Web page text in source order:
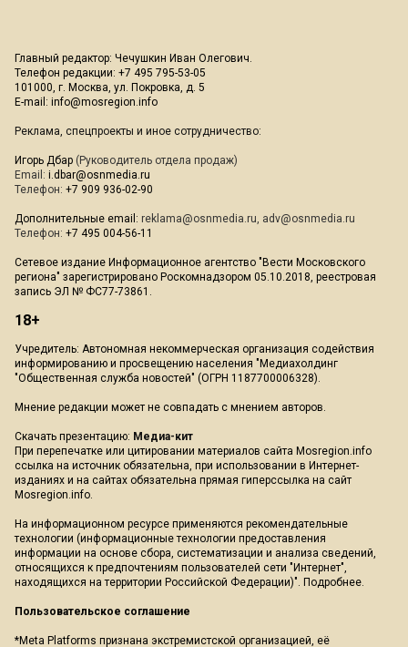
Главный редактор: Чечушкин Иван Олегович.
Телефон редакции: +7 495 795-53-05
101000, г. Москва, ул. Покровка, д. 5
E-mail: info@mosregion.info
Реклама, спецпроекты и иное сотрудничество:
Игорь Дбар (Руководитель отдела продаж)
Email: i.dbar@osnmedia.ru
Телефон: +7 909 936-02-90
Дополнительные email: reklama@osnmedia.ru, adv@osnmedia.ru
Телефон: +7 495 004-56-11
Сетевое издание Информационное агентство "Вести Московского
региона" зарегистрировано Роскомнадзором 05.10.2018, реестровая
запись ЭЛ № ФС77-73861.
18+
Учредитель: Автономная некоммерческая организация содействия
информированию и просвещению населения "Медиахолдинг
"Общественная служба новостей" (ОГРН 1187700006328).
Мнение редакции может не совпадать с мнением авторов.
Скачать презентацию: Медиа-кит
При перепечатке или цитировании материалов сайта Mosregion.info
ссылка на источник обязательна, при использовании в Интернет-
изданиях и на сайтах обязательна прямая гиперссылка на сайт
Mosregion.info.
На информационном ресурсе применяются рекомендательные
технологии (информационные технологии предоставления
информации на основе сбора, систематизации и анализа сведений,
относящихся к предпочтениям пользователей сети "Интернет",
находящихся на территории Российской Федерации)". Подробнее.
Пользовательское соглашение
*Meta Platforms признана экстремистской организацией, её